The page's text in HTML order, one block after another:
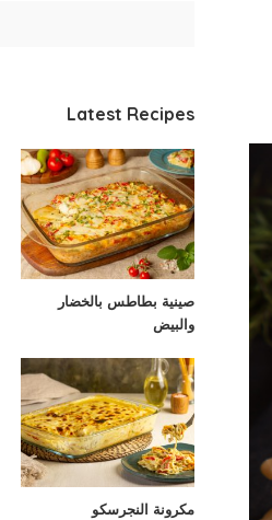
Latest Recipes
صينية بطاطس بالخضار
والبيض
مكرونة النجرسكو